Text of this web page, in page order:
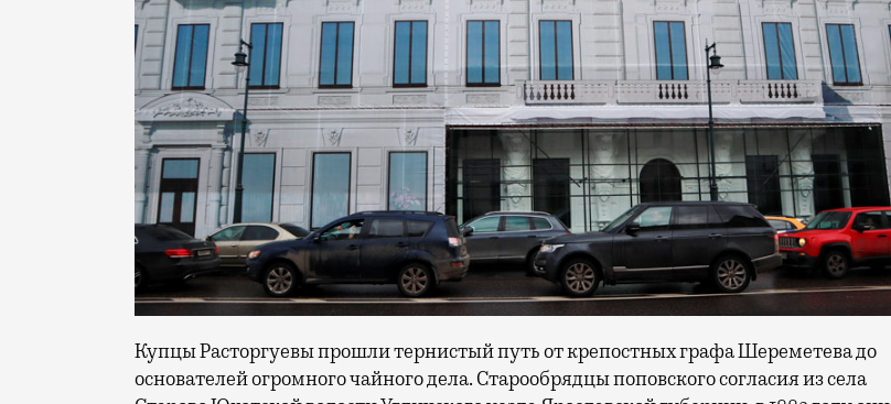
Купцы Расторгуевы прошли тернистый путь от крепостных графа Шереметева до
основателей огромного чайного дела. Старообрядцы поповского согласия из села